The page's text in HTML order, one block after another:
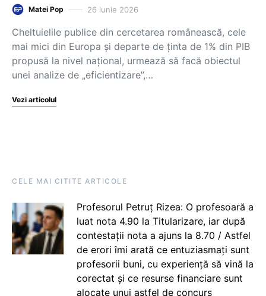
Matei Pop 26 iunie 2026
Cheltuielile publice din cercetarea românească, cele
mai mici din Europa și departe de ținta de 1% din PIB
propusă la nivel național, urmează să facă obiectul
unei analize de „eficientizare”,…
Vezi articolul
CELE MAI CITITE ARTICOLE
Profesorul Petruț Rizea: O profesoară a
luat nota 4.90 la Titularizare, iar după
contestații nota a ajuns la 8.70 / Astfel
de erori îmi arată ce entuziasmați sunt
profesorii buni, cu experiență să vină la
corectat și ce resurse financiare sunt
alocate unui astfel de concurs